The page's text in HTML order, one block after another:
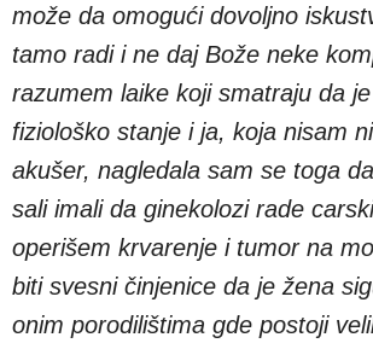
može da omogući dovoljno
tamo radi i ne daj Bože neke
razumem laike koji smatraju da
fiziološko stanje i ja, koja nisam
akušer, nagledala sam se toga
sali imali da ginekolozi rade
operišem krvarenje i tumor na
biti svesni činjenice da je žena
onim porodilištima gde postoji